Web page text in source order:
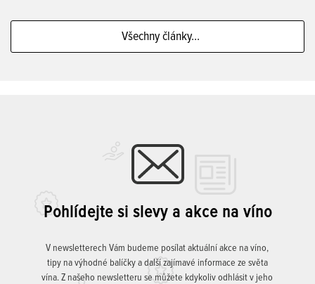
Všechny články...
Pohlídejte si slevy a akce na víno
V newsletterech Vám budeme posílat aktuální akce na víno,
tipy na výhodné balíčky a další zajímavé informace ze světa
vína. Z našeho newsletteru se můžete kdykoliv odhlásit v jeho